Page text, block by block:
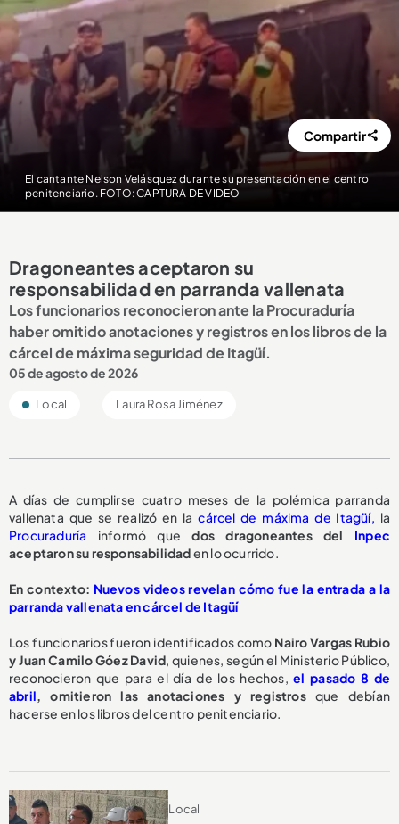
El cantante Nelson Velásquez durante su presentación en el centro
penitenciario. FOTO: CAPTURA DE VIDEO
Compartir
Dragoneantes aceptaron su
responsabilidad en parranda vallenata
Los funcionarios reconocieron ante la Procuraduría
haber omitido anotaciones y registros en los libros de la
cárcel de máxima seguridad de Itagüí.
05 de agosto de 2026
Local Laura Rosa Jiménez
A días de cumplirse cuatro meses de la polémica parranda
vallenata que se realizó en lacárcel de máxima de Itagüí, la
Procuraduría informó quedos dragoneantes del Inpec
aceptaron su responsabilidaden lo ocurrido.
En contexto: Nuevos videos revelan cómo fue la entrada a la
parranda vallenata en cárcel de Itagüí
Los funcionarios fueron identificados como Nairo Vargas Rubio
y Juan Camilo Góez David, quienes, según el Ministerio Público,
reconocieron que para el día de los hechos,el pasado 8 de
abril, omitieron las anotaciones y registrosque debían
hacerse en los libros del centro penitenciario.
Local